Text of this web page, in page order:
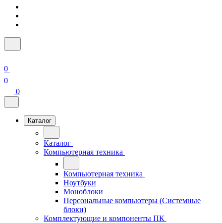
0
0
0
Каталог
Каталог
Компьютерная техника
Компьютерная техника
Ноутбуки
Моноблоки
Персональные компьютеры (Системные
блоки)
Комплектующие и компоненты ПК